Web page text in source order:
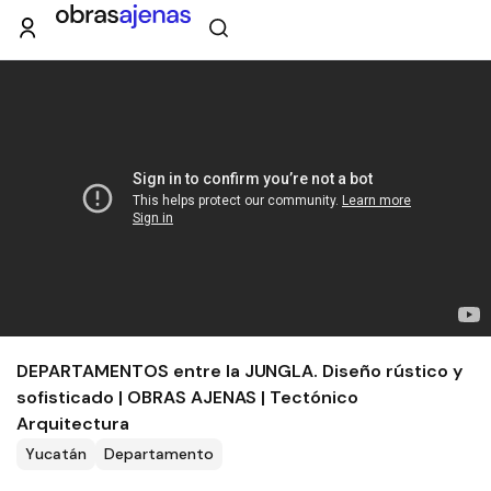
DEPARTAMENTOS entre la JUNGLA. Diseño rústico y
sofisticado | OBRAS AJENAS | Tectónico
Arquitectura
Yucatán Departamento